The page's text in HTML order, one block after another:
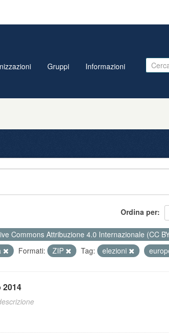
Gruppi Informazioni
Ordina per
Commons Attribuzione 4.0 Internazionale (CC
Formati: ZIP Tag: elezioni
2014